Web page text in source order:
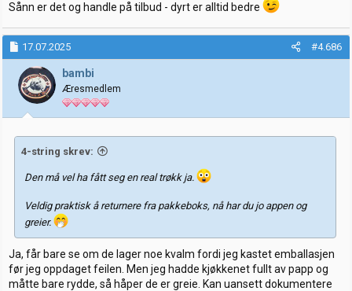
Sånn er det og handle på tilbud - dyrt er alltid bedre
17.07.2025 #4.686
bambi
Æresmedlem
4-string skrev:
Den må vel ha fått seg en real trøkk ja.
Veldig praktisk å returnere fra pakkeboks, nå har du jo appen og
greier.
Ja, får bare se om de lager noe kvalm fordi jeg kastet emballasjen
før jeg oppdaget feilen. Men jeg hadde kjøkkenet fullt av papp og
måtte bare rydde, så håper de er greie. Kan uansett dokumentere